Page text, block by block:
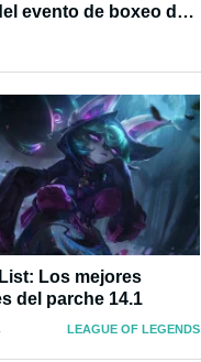
evento de boxeo de
Los mejores
del parche 14.1
LEAGUE OF LEGENDS